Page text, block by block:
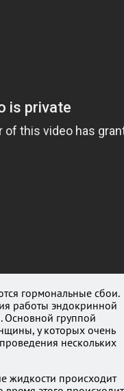
гормональные сбои.
работы эндокринной
Основной группой
у которых очень
нескольких
жидкости происходит